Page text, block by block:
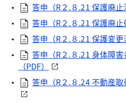
答申（R２.８.21 保護廃止
答申（R２.８.21 保護廃止
答申（R２.８.21 保護変更
答申（R２.８.21 身体障害
（PDF）
答申（R２.８.24 不動産取